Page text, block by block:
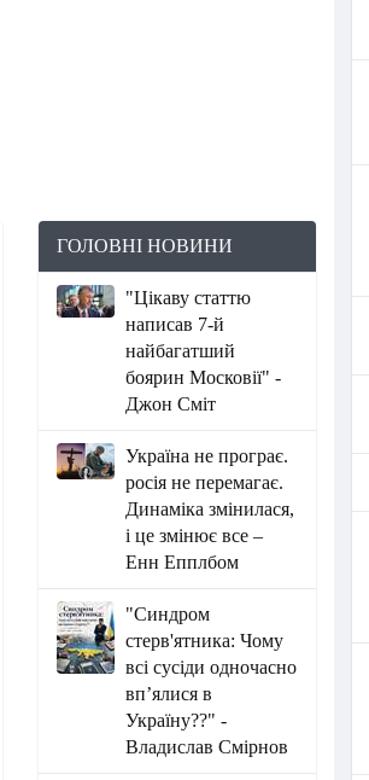
ГОЛОВНІ НОВИНИ
"Цікаву статтю
написав 7-й
найбагатший
боярин Московії" -
Джон Сміт
Україна не програє.
росія не перемагає.
Динаміка змінилася,
і це змінює все –
Енн Епплбом
"Синдром
стерв'ятника: Чому
всі сусіди одночасно
вп’ялися в
Україну??" -
Владислав Смірнов